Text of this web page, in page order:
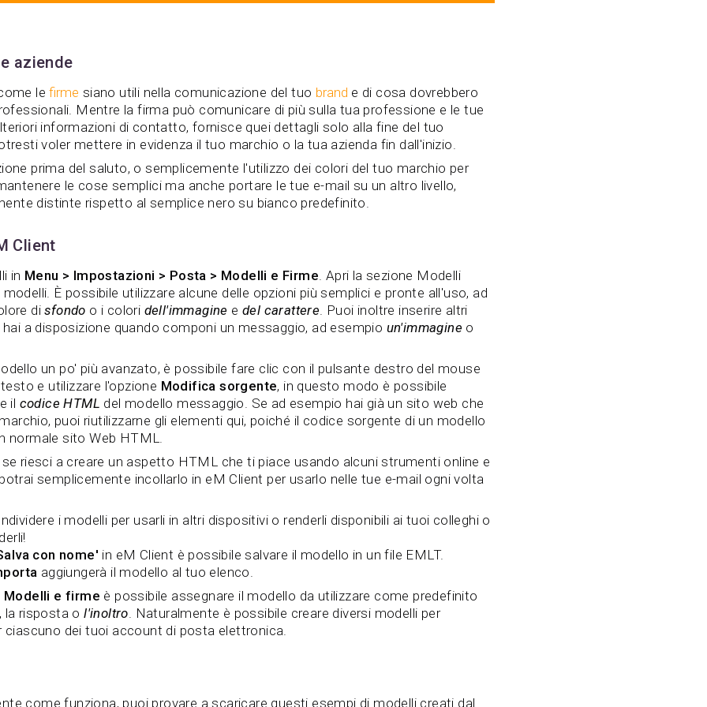
aziende
lefirme siano utili nella comunicazione del tuo brand e di cosa dovrebbero
Mentre la firma può comunicare di più sulla tua professione e le tue
informazioni di contatto, fornisce quei dettagli solo alla fine del tuo
voler mettere in evidenza il tuo marchio o la tua azienda fin dall'inizio.
prima del saluto, o semplicemente l'utilizzo dei colori del tuo marchio per
le cose semplici ma anche portare le tue e-mail su un altro livello,
distinte rispetto al semplice nero su bianco predefinito.
Client
in Menu > Impostazioni > Posta > Modelli e Firme . Apri la sezione Modelli
È possibile utilizzare alcune delle opzioni più semplici e pronte all'uso, ad
disfondo o i colori dell'immagine edel carattere . Puoi inoltre inserire altri
a disposizione quando componi un messaggio, ad esempio un'immagine o
un po' più avanzato, è possibile fare clic con il pulsante destro del mouse
e utilizzare l'opzione Modifica sorgente, in questo modo è possibile
il codice HTML del modello messaggio. Se ad esempio hai già un sito web che
puoi riutilizzarne gli elementi qui, poiché il codice sorgente di un modello
normale sito Web HTML.
riesci a creare un aspetto HTML che ti piace usando alcuni strumenti online e
semplicemente incollarlo in eM Client per usarlo nelle tue e-mail ogni volta
i modelli per usarli in altri dispositivi o renderli disponibili ai tuoi colleghi o
con nome' in eM Client è possibile salvare il modello in un file EMLT.
aggiungerà il modello al tuo elenco.
Modelli e firme è possibile assegnare il modello da utilizzare come predefinito
la risposta ol'inoltro . Naturalmente è possibile creare diversi modelli per
ciascuno dei tuoi account di posta elettronica.
come funziona, puoi provare a scaricare questi esempi di modelli creati dal